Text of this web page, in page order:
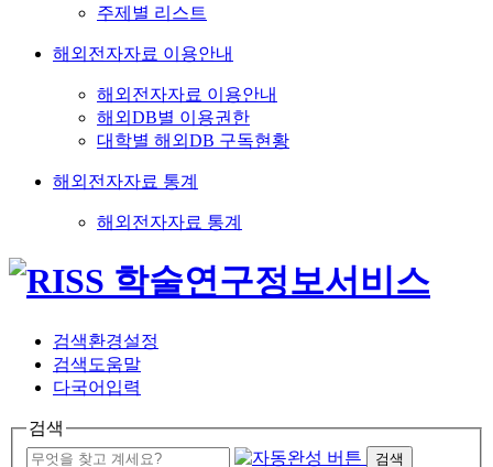
주제별 리스트
해외전자자료 이용안내
해외전자자료 이용안내
해외DB별 이용권한
대학별 해외DB 구독현황
해외전자자료 통계
해외전자자료 통계
검색환경설정
검색도움말
다국어입력
검색
검색